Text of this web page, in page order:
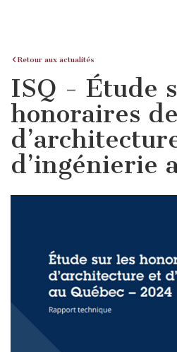
Retour aux actualités
ISQ - Étude
honoraires
d’ingénierie